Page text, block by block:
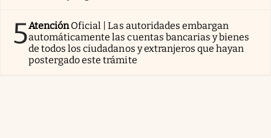
5AtenciónOficial | Las autoridades embargan
automáticamente las cuentas bancarias y bienes
de todos los ciudadanos y extranjeros que hayan
postergado este trámite